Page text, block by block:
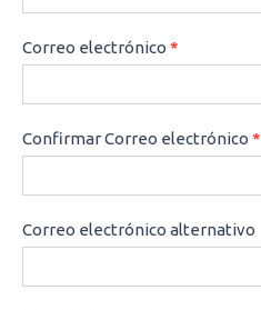
Correo electrónico *
Confirmar Correo electrónico *
Correo electrónico alternativo